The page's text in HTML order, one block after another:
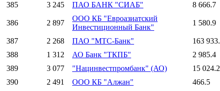
385
3 245 ПАО БАНК "СИАБ" 8 666.7
386 2 897
ООО КБ "Евроазиатский
Инвестиционный Банк"
1 580.9
387 2 268 ПАО "МТС-Банк"
163
388
1 312 АО Банк "ТКПБ"
2 985.4
389
3 077 "Нацинвестпромбанк" (АО)
15 024.2
390
2 491 ООО КБ "Алжан" 466.5